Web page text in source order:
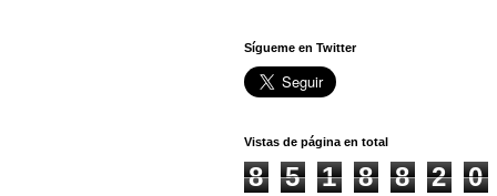
Sígueme en Twitter
Vistas de página en total
8 5 1 8 8 2 0